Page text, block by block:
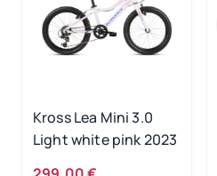
Kross Lea Mini 3.0
Light white pink 2023